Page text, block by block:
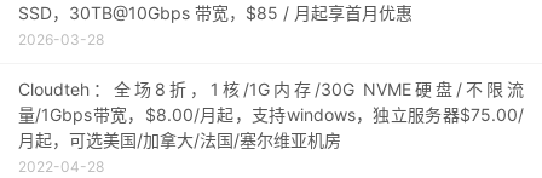
SSD，30TB@10Gbps 带宽，$85 / 月起享首月优惠
2026-03-28
Cloudteh：全场8折，1核/1G内存/30G NVME硬盘/不限流
量/1Gbps带宽，$8.00/月起，支持windows，独立服务器$75.00/
月起，可选美国/加拿大/法国/塞尔维亚机房
2022-04-28